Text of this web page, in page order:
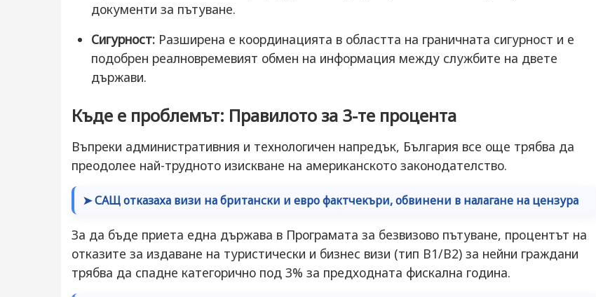
документи за пътуване.
Сигурност: Разширена е координацията в областта на граничната сигурност и е
подобрен реалновремевият обмен на информация между службите на двете
държави.
Къде е проблемът: Правилото за 3-те процента
Въпреки административния и технологичен напредък, България все още трябва да
преодолее най-трудното изискване на американското законодателство.
➤ САЩ отказаха визи на британски и евро фактчекъри, обвинени в налагане на цензура
За да бъде приета една държава в Програмата за безвизово пътуване, процентът на
отказите за издаване на туристически и бизнес визи (тип B1/B2) за нейни граждани
трябва да спадне категорично под 3% за предходната фискална година.